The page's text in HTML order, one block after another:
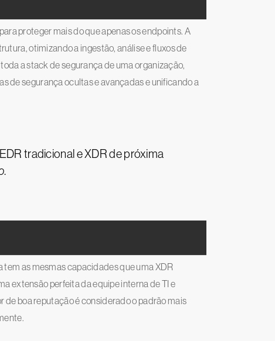
proteger mais do que apenas os endpoints. A
otimizando a ingestão, análise e fluxos de
a stack de segurança de uma organização,
de segurança ocultas e avançadas e unificando a
tradicional e XDR de próxima
.
tem as mesmas capacidades que uma XDR
extensão perfeita da equipe interna de TI e
de boa reputação é considerado o padrão mais